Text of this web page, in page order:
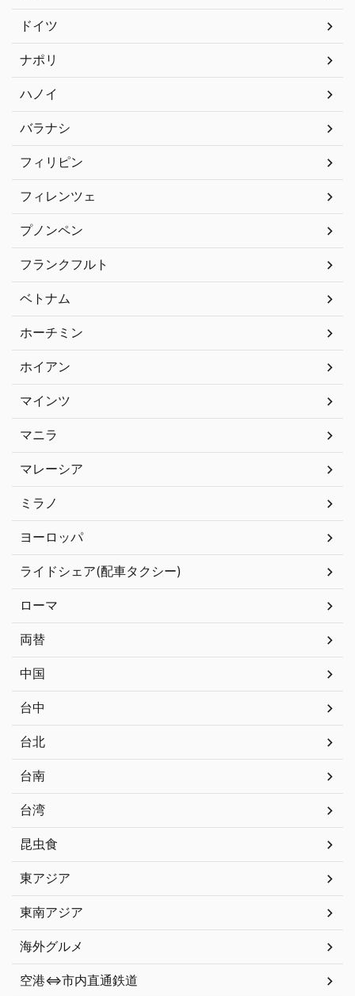
ドイツ
ナポリ
ハノイ
バラナシ
フィリピン
フィレンツェ
プノンペン
フランクフルト
ベトナム
ホーチミン
ホイアン
マインツ
マニラ
マレーシア
ミラノ
ヨーロッパ
ライドシェア(配車タクシー)
ローマ
両替
中国
台中
台北
台南
台湾
昆虫食
東アジア
東南アジア
海外グルメ
空港⇔市内直通鉄道